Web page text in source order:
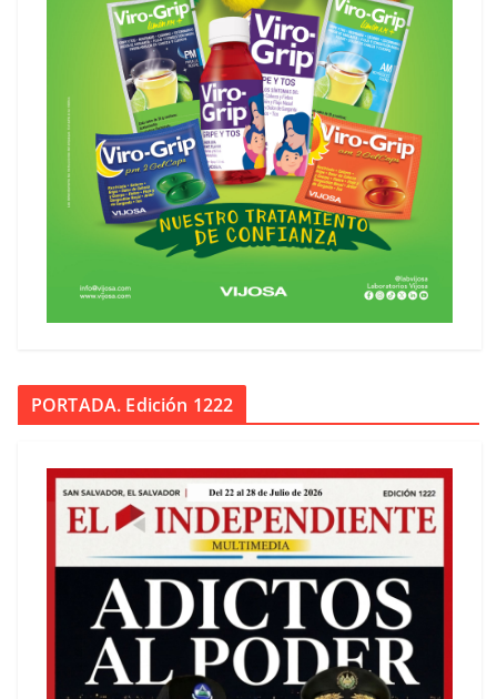
PORTADA. Edición 1222